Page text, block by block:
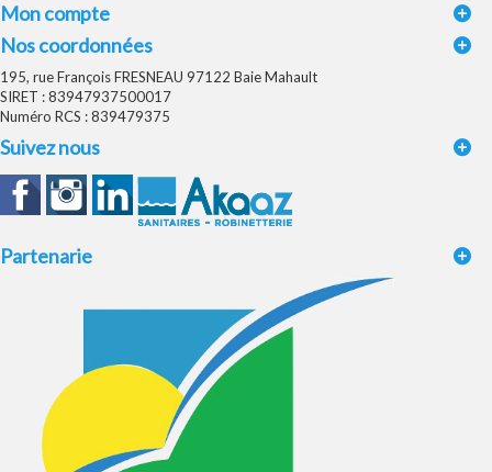
Mon compte
Nos coordonnées
195, rue François FRESNEAU 97122 Baie Mahault
SIRET : 83947937500017
Numéro RCS : 839479375
Suivez nous
Partenarie